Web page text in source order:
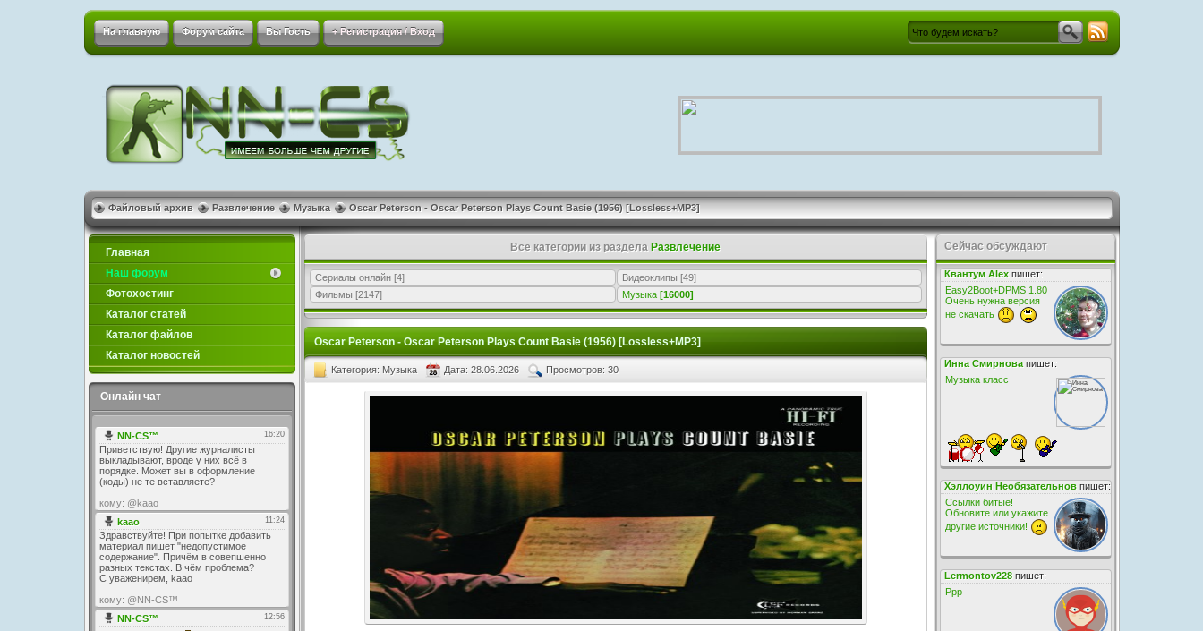
На главную Форум сайта Вы Гость + Регистрация / Вход
Файловый архив Развлечение Музыка Oscar Peterson - Oscar Peterson Plays Count Basie (1956) [Lossless+MP3]
Главная
Наш форум
Фотохостинг
Каталог статей
Каталог файлов
Каталог новостей
Онлайн чат
Все категории из раздела Развлечение
Сериалы онлайн [4] Видеоклипы [49]
Фильмы [2147] Музыка [16000]
Oscar Peterson - Oscar Peterson Plays Count Basie (1956) [Lossless+MP3]
Категория: Музыка Дата: 28.06.2026 Просмотров: 30
Сейчас обсуждают
Квантум Alexпишет:
Easy2Boot+DPMS 1.80
Очень нужна версия
не скачать
Инна Смирновапишет:
Музыка класс
Хэллоуин Необязательновпишет:
Ссылки битые!
Обновите или укажите
другие источники!
Lermontov228пишет:
Ррр